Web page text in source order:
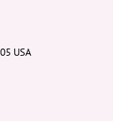
USA